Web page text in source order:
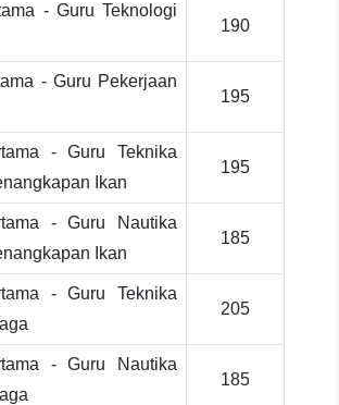
- Guru Teknologi
190
- Guru Pekerjaan
195
- Guru Teknika
Ikan
195
- Guru Nautika
Ikan
185
- Guru Teknika
205
- Guru Nautika
185